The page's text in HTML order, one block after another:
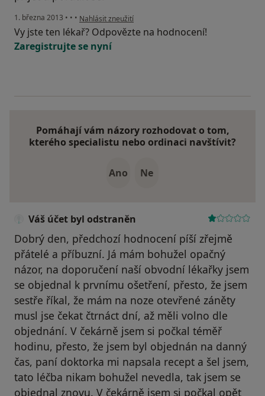
1. března 2013 • • • podle názoru uživatele Váš účet byl odstraněn
Nahlásit zneužití
Vy jste ten lékař? Odpovězte na hodnocení!
Zaregistrujte se nyní
Pomáhají vám názory rozhodovat o tom,
kterého specialistu nebo ordinaci navštívit?
Ano Ne
Váš účet byl odstraněn
Dobrý den, předchozí hodnocení píší zřejmě
přátelé a příbuzní. Já mám bohužel opačný
názor, na doporučení naší obvodní lékařky jsem
se objednal k prvnímu ošetření, přesto, že jsem
sestře říkal, že mám na noze otevřené záněty
musl jse čekat čtrnáct dní, až měli volno dle
objednání. V čekárně jsem si počkal téměř
hodinu, přesto, že jsem byl objednán na danný
čas, paní doktorka mi napsala recept a šel jsem,
tato léčba nikam bohužel nevedla, tak jsem se
objednal znovu. V čekárně jsem si počkal opět